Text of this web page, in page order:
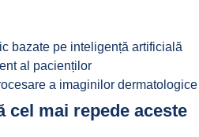
bazate pe inteligență artificială
al pacienților
a imaginilor dermatologice
cel mai repede aceste